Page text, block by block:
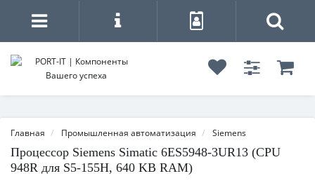
Главная Промышленная автоматизация Siemens
Процессор Siemens Simatic 6ES5948-3UR13 (CPU
948R для S5-155H, 640 KB RAM)